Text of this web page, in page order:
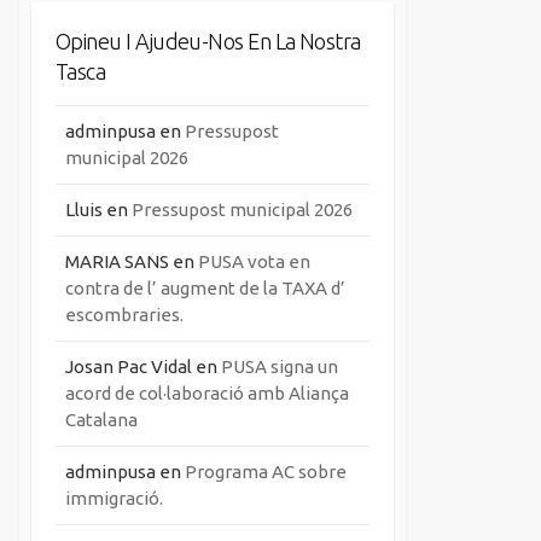
Opineu I Ajudeu-Nos En La Nostra
Tasca
adminpusa en Pressupost
municipal 2026
Lluis en Pressupost municipal 2026
MARIA SANS en PUSA vota en
contra de l’ augment de la TAXA d’
escombraries.
Josan Pac Vidal en PUSA signa un
acord de col·laboració amb Aliança
Catalana
adminpusa en Programa AC sobre
immigració.